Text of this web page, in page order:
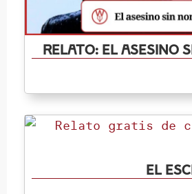
Relato: El Asesino
El